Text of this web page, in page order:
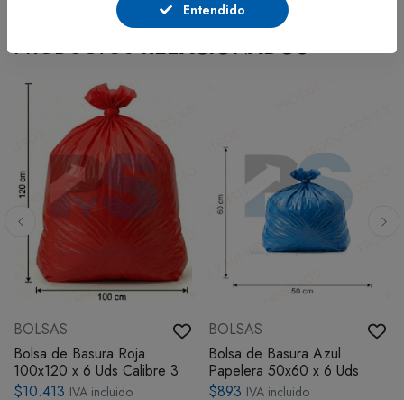
PRODUCTOSRELACIONADOS
BOLSAS
Bolsa de Basura Roja
100x120 x 6 Uds Calibre 3
$10.413 IVA incluido
BOLSAS
Bolsa de Basura Azul
Papelera 50x60 x 6 Uds
$893 IVA incluido
Entendido